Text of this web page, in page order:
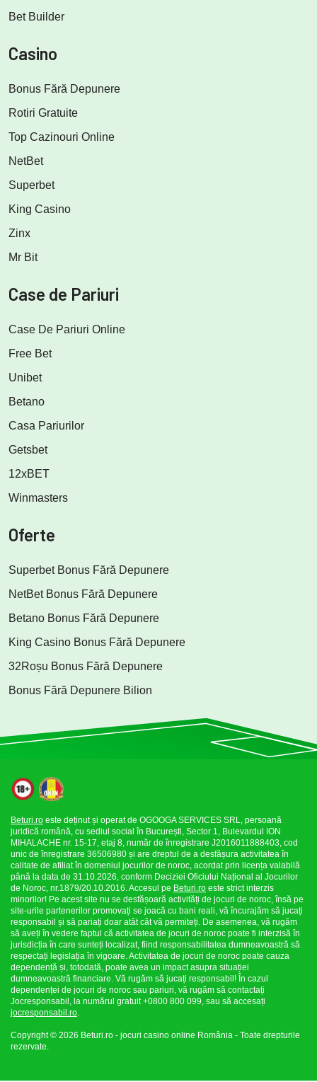
Bet Builder
Casino
Bonus Fără Depunere
Rotiri Gratuite
Top Cazinouri Online
NetBet
Superbet
King Casino
Zinx
Mr Bit
Case de Pariuri
Case De Pariuri Online
Free Bet
Unibet
Betano
Casa Pariurilor
Getsbet
12xBET
Winmasters
Oferte
Superbet Bonus Fără Depunere
NetBet Bonus Fără Depunere
Betano Bonus Fără Depunere
King Casino Bonus Fără Depunere
32Roșu Bonus Fără Depunere
Bonus Fără Depunere Bilion
Beturi.ro este deținut și operat de OGOOGA SERVICES SRL, persoană
juridică română, cu sediul social în București, Sector 1, Bulevardul ION
MIHALACHE nr. 15-17, etaj 8, număr de înregistrare J2016011888403, cod
unic de înregistrare 36506980 și are dreptul de a desfășura activitatea în
calitate de afiliat în domeniul jocurilor de noroc, acordat prin licența valabilă
până la data de 31.10.2026, conform Deciziei Oficiului Național al Jocurilor
de Noroc, nr.1879/20.10.2016. Accesul pe Beturi.ro este strict interzis
minorilor! Pe acest site nu se desfășoară activități de jocuri de noroc, însă pe
site-urile partenerilor promovați se joacă cu bani reali, vă încurajăm să jucați
responsabil și să pariați doar atât cât vă permiteți. De asemenea, vă rugăm
să aveți în vedere faptul că activitatea de jocuri de noroc poate fi interzisă în
jurisdicția în care sunteți localizat, fiind responsabilitatea dumneavoastră să
respectați legislația în vigoare. Activitatea de jocuri de noroc poate cauza
dependență și, totodată, poate avea un impact asupra situației
dumneavoastră financiare. Vă rugăm să jucați responsabil! În cazul
dependenței de jocuri de noroc sau pariuri, vă rugăm să contactați
Jocresponsabil, la numărul gratuit +0800 800 099, sau să accesați
jocresponsabil.ro.
Copyright © 2026 Beturi.ro - jocuri casino online România - Toate drepturile
rezervate.